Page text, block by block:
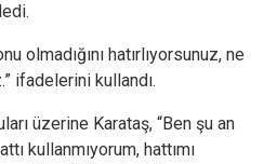
olmadığını hatırlıyorsunuz, ne
ifadelerini kullandı.
üzerine Karataş, “Ben şu an
kullanmıyorum, hattımı